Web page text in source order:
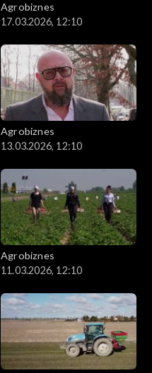
Agrobiznes
17.03.2026, 12:10
Agrobiznes
13.03.2026, 12:10
Agrobiznes
11.03.2026, 12:10